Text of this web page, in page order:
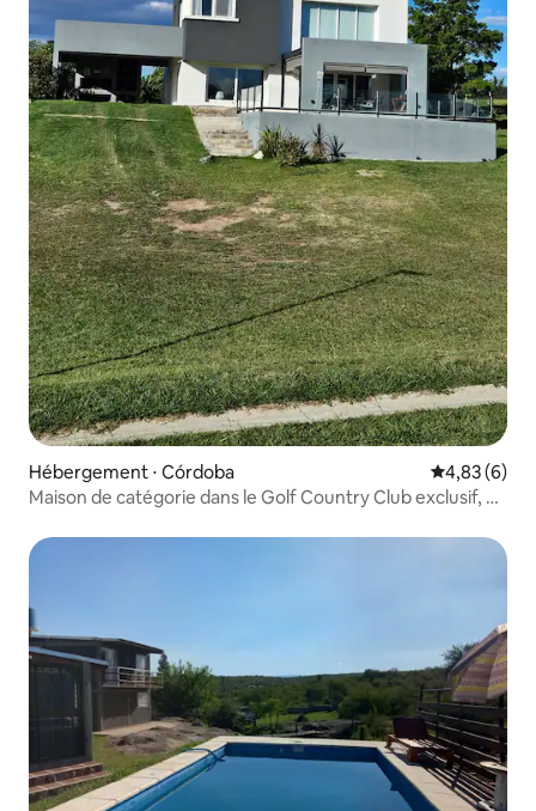
Hébergement ⋅ Córdoba Évaluation
4,83 (6)
Maison de catégorie dans le Golf Country Club exclusif, un
profiter en famille et entre amis, faire de belles
promenades dans les montagnes, le ruisseau, le golf, le